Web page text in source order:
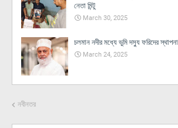
নেতা মিন্টু
March 30, 2025
চলমান নদীর মধ্যে ভুমি দস্যু ফরিদের স্থাপনা
March 24, 2025
নবীনতর